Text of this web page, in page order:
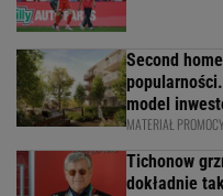
Second
model
MATERIAŁ
Tichonow
dokładnie